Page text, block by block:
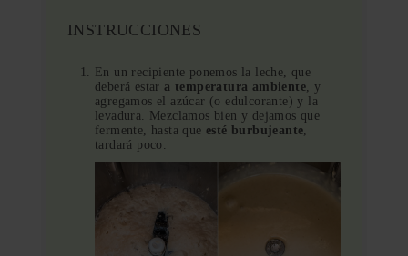
INSTRUCCIONES
En un recipiente ponemos la leche, que
deberá estar a temperatura ambiente , y
agregamos el azúcar (o edulcorante) y la
levadura. Mezclamos bien y dejamos que
fermente, hasta que esté burbujeante
tardará poco.